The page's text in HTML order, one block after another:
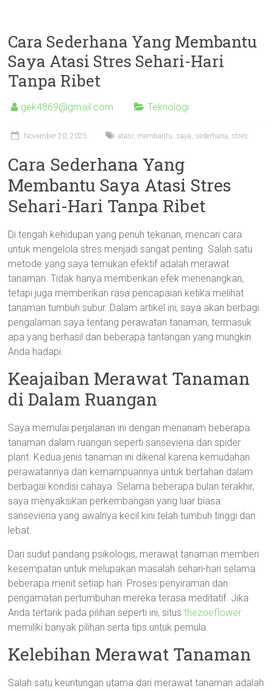
Cara Sederhana Yang Membantu
Saya Atasi Stres Sehari-Hari
Tanpa Ribet
gek4869@gmail.com Teknologi
November 20, 2025 atasi, membantu, saya, sederhana, stres
Cara Sederhana Yang
Membantu Saya Atasi Stres
Sehari-Hari Tanpa Ribet
Di tengah kehidupan yang penuh tekanan, mencari cara
untuk mengelola stres menjadi sangat penting. Salah satu
metode yang saya temukan efektif adalah merawat
tanaman. Tidak hanya memberikan efek menenangkan,
tetapi juga memberikan rasa pencapaian ketika melihat
tanaman tumbuh subur. Dalam artikel ini, saya akan berbagi
pengalaman saya tentang perawatan tanaman, termasuk
apa yang berhasil dan beberapa tantangan yang mungkin
Anda hadapi.
Keajaiban Merawat Tanaman
di Dalam Ruangan
Saya memulai perjalanan ini dengan menanam beberapa
tanaman dalam ruangan seperti sansevieria dan spider
plant. Kedua jenis tanaman ini dikenal karena kemudahan
perawatannya dan kemampuannya untuk bertahan dalam
berbagai kondisi cahaya. Selama beberapa bulan terakhir,
saya menyaksikan perkembangan yang luar biasa:
sansevieria yang awalnya kecil kini telah tumbuh tinggi dan
lebat.
Dari sudut pandang psikologis, merawat tanaman memberi
kesempatan untuk melupakan masalah sehari-hari selama
beberapa menit setiap hari. Proses penyiraman dan
pengamatan pertumbuhan mereka terasa meditatif. Jika
Anda tertarik pada pilihan seperti ini, situsthezoeflower
memiliki banyak pilihan serta tips untuk pemula.
Kelebihan Merawat Tanaman
Salah satu keuntungan utama dari merawat tanaman adalah